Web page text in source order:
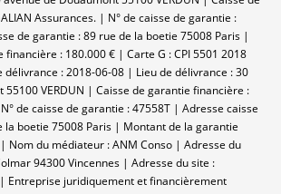
Assurances. | N° de caisse de garantie :
de garantie : 89 rue de la boetie 75008 Paris |
: 180.000 € | Carte G : CPI 5501 2018
: 2018-06-08 | Lieu de délivrance : 30
55100 VERDUN | Caisse de garantie financière :
de caisse de garantie : 47558T | Adresse caisse
la boetie 75008 Paris | Montant de la garantie
Nom du médiateur : ANM Conso | Adresse du
94300 Vincennes | Adresse du site :
| Entreprise juridiquement et financièrement